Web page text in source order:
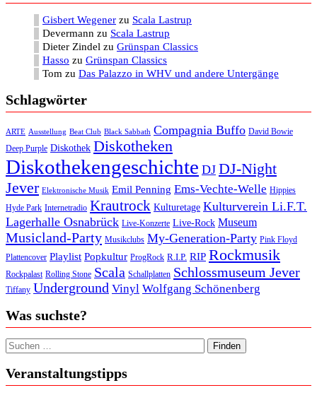
Gisbert Wegener zu Scala Lastrup
Devermann zu Scala Lastrup
Dieter Zindel zu Grünspan Classics
Hasso zu Grünspan Classics
Tom zu Das Palazzo in WHV und andere Untergänge
Schlagwörter
ARTE Ausstellung Beat Club Black Sabbath Compagnia Buffo David Bowie
Deep Purple Diskothek Diskotheken
Diskothekengeschichte DJ DJ-Night
Jever Elektronische Musik Emil Penning Ems-Vechte-Welle Hippies
Hyde Park Internetradio Krautrock Kulturetage Kulturverein Li.F.T.
Lagerhalle Osnabrück Live-Konzerte Live-Rock Museum
Musicland-Party Musikclubs My-Generation-Party Pink Floyd
Plattencover Playlist Popkultur ProgRock R.I.P. RIP Rockmusik
Rockpalast Rolling Stone Scala Schallplatten Schlossmuseum Jever
Tiffany Underground Vinyl Wolfgang Schönenberg
Was suchste?
Suchen nach:
Veranstaltungstipps